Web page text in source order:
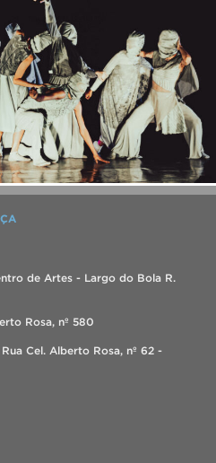
de Artes - Largo do Bola R.
Rosa, nº 580
Cel. Alberto Rosa, nº 62 -